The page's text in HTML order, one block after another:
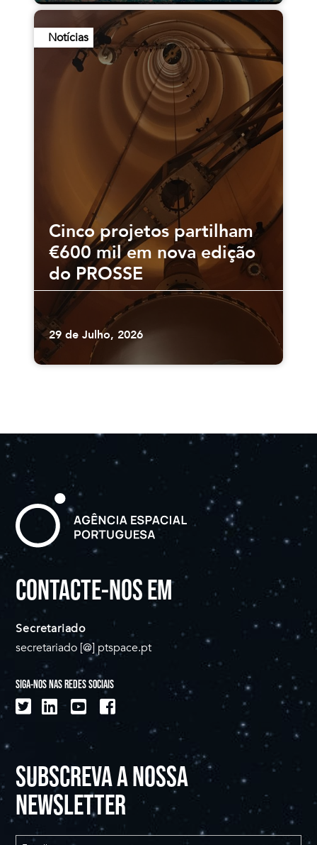
Notícias
Cinco projetos partilham
€600 mil em nova edição
do PROSSE
29 de Julho, 2026
CONTACTE-NOS EM
Secretariado
secretariado [@] ptspace.pt
SIGA-NOS NAS REDES SOCIAIS
SUBSCREVA A NOSSA
NEWSLETTER